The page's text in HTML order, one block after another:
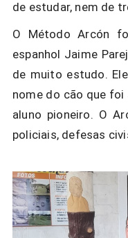
de estudar, nem de
O Método Arcón
espanhol Jaime
de muito estudo.
nome do cão que
aluno pioneiro. O
policiais, defesas